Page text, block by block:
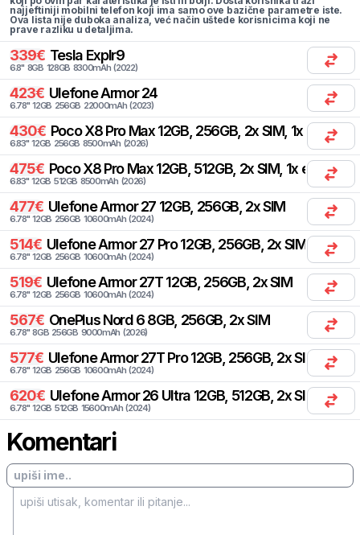
najjeftiniji mobilni telefon koji ima samo ove bazične parametre iste.
Ova lista nije duboka analiza, već način uštede korisnicima koji ne
prave razliku u detaljima.
339€ Tesla Explr9
6.8" 8GB 128GB 8300mAh (2022)
423€ UlefoneArmor 24
6.78" 12GB 256GB 22000mAh (2023)
430€ Poco X8 Pro Max 12GB, 256GB, 2x SIM, 1x eSIM
6.83" 12GB 256GB 8500mAh (2026)
475€ Poco X8 Pro Max 12GB, 512GB, 2x SIM, 1x eSIM
6.83" 12GB 512GB 8500mAh (2026)
477€ UlefoneArmor 27 12GB, 256GB, 2x SIM
6.78" 12GB 256GB 10600mAh (2024)
514€ UlefoneArmor 27 Pro 12GB, 256GB, 2x SIM
6.78" 12GB 256GB 10600mAh (2024)
519€ UlefoneArmor 27T 12GB, 256GB, 2x SIM
6.78" 12GB 256GB 10600mAh (2024)
567€ OnePlus Nord 6 8GB, 256GB, 2x SIM
6.78" 8GB 256GB 9000mAh (2026)
577€ UlefoneArmor 27T Pro 12GB, 256GB, 2x SIM
6.78" 12GB 256GB 10600mAh (2024)
620€ UlefoneArmor 26 Ultra 12GB, 512GB, 2x SIM
6.78" 12GB 512GB 15600mAh (2024)
Komentari